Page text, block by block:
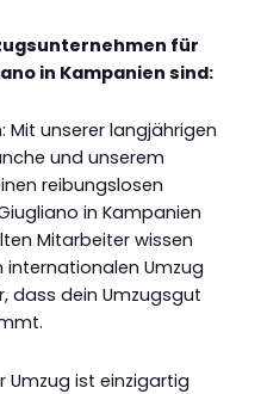
für
in Kampanien sind:
Mit unserer langjährigen
und unserem
reibungslosen
in Kampanien
Mitarbeiter wissen
Umzug
dass dein Umzugsgut
Umzug ist einzigartig